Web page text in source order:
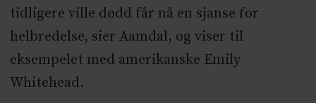
tidligere ville dødd får nå en sjanse for
helbredelse, sier Aamdal, og viser til
eksempelet med amerikanske Emily
Whitehead.